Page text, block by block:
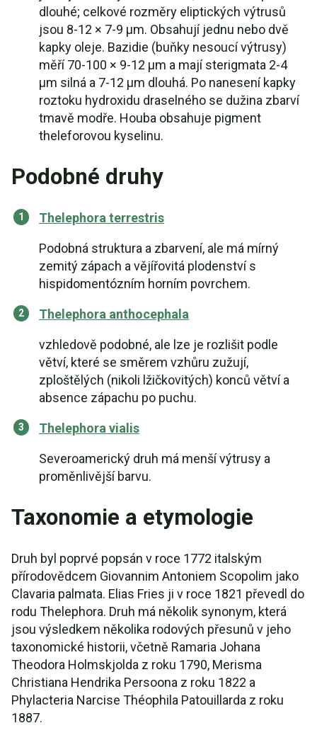
dlouhé; celkové rozměry eliptických výtrusů
jsou 8-12 × 7-9 µm. Obsahují jednu nebo dvě
kapky oleje. Bazidie (buňky nesoucí výtrusy)
měří 70-100 × 9-12 µm a mají sterigmata 2-4
µm silná a 7-12 µm dlouhá. Po nanesení kapky
roztoku hydroxidu draselného se dužina zbarví
tmavě modře. Houba obsahuje pigment
theleforovou kyselinu.
Podobné druhy
Thelephora terrestris
Podobná struktura a zbarvení, ale má mírný
zemitý zápach a vějířovitá plodenství s
hispidomentózním horním povrchem.
Thelephora anthocephala
vzhledově podobné, ale lze je rozlišit podle
větví, které se směrem vzhůru zužují,
zploštělých (nikoli lžičkovitých) konců větví a
absence zápachu po puchu.
Thelephora vialis
Severoamerický druh má menší výtrusy a
proměnlivější barvu.
Taxonomie a etymologie
Druh byl poprvé popsán v roce 1772 italským
přírodovědcem Giovannim Antoniem Scopolim jako
Clavaria palmata. Elias Fries ji v roce 1821 převedl do
rodu Thelephora. Druh má několik synonym, která
jsou výsledkem několika rodových přesunů v jeho
taxonomické historii, včetně Ramaria Johana
Theodora Holmskjolda z roku 1790, Merisma
Christiana Hendrika Persoona z roku 1822 a
Phylacteria Narcise Théophila Patouillarda z roku
1887.